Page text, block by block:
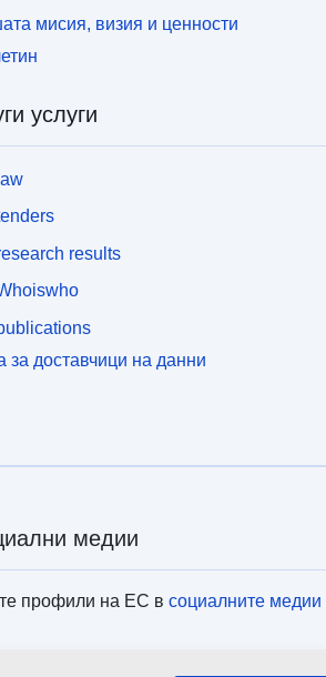
мисия, визия и ценности
услуги
results
за доставчици на данни
медии
профили на ЕС всоциалните медии